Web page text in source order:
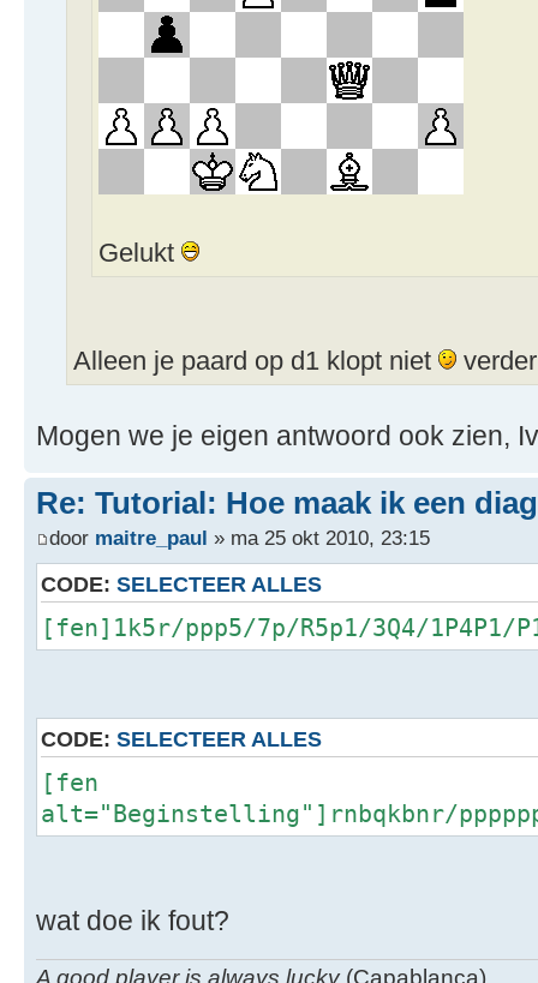
Gelukt
Alleen je paard op d1 klopt niet
Mogen we je eigen antwoord ook zien,
Re: Tutorial: Hoe maak ik een
door maitre_paul » ma 25 okt 2010, 23:15
CODE: SELECTEER ALLES
[fen]1k5r/ppp5/7p/R5p1/3Q4/1P4P1/
CODE: SELECTEER ALLES
[fen
alt="Beginstelling"]rnbqkbnr/
wat doe ik fout?
A good player is always lucky(Capablanca)